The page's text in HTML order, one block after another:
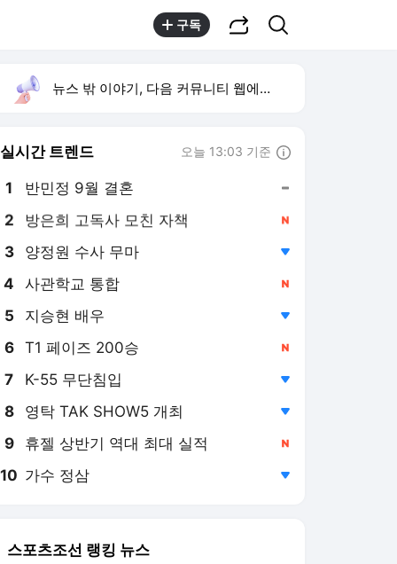
구독
뉴스 밖 이야기, 다음 커뮤니티 웹에서 보기
실시간 트렌드 오늘 13:03 기준
1 반민정 9월 결혼
2 방은희 고독사 모친 자책
3 양정원 수사 무마
4 사관학교 통합
5 지승현 배우
6 T1 페이즈 200승
7 K-55 무단침입
8 영탁 TAK SHOW5 개최
9 휴젤 상반기 역대 최대 실적
10 가수 정삼
스포츠조선 랭킹 뉴스